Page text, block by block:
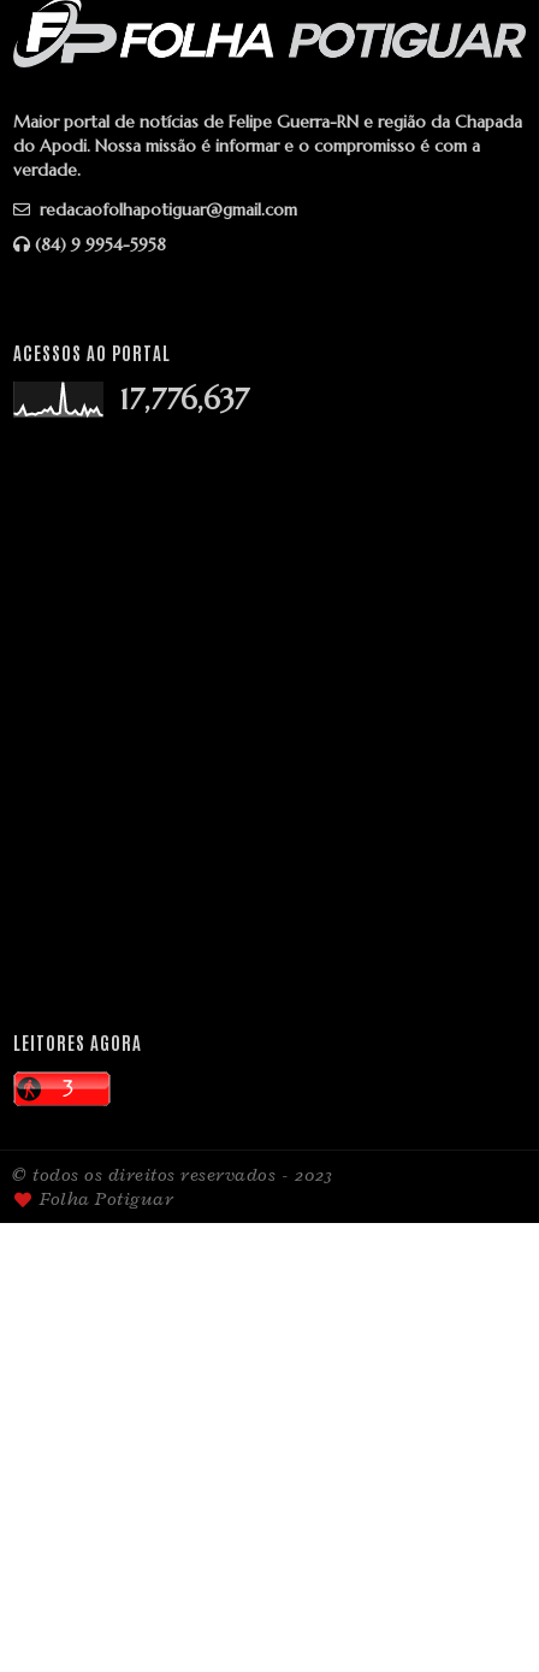
Maior portal de notícias de Felipe Guerra-RN e região da Chapada
do Apodi. Nossa missão é informar e o compromisso é com a
verdade.
redacaofolhapotiguar@gmail.com
(84) 9 9954-5958
ACESSOS AO PORTAL
17,776,637
LEITORES AGORA
© todos os direitos reservados - 2023
Folha Potiguar